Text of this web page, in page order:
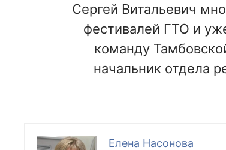
Сергей Витальевич
фестивалей ГТО и
команду
начальник отдела
Елена Насонова